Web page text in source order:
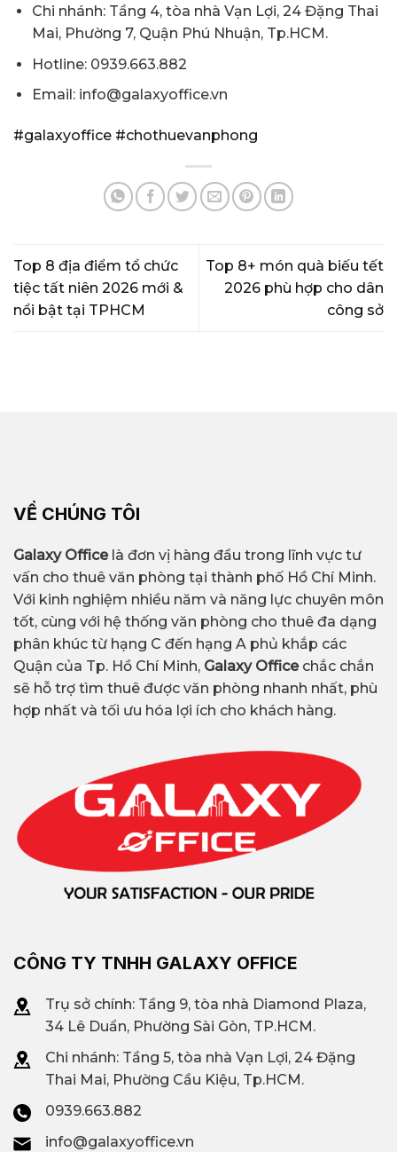
Chi nhánh: Tầng 4, tòa nhà Vạn Lợi, 24 Đặng Thai
Mai, Phường 7, Quận Phú Nhuận, Tp.HCM.
Hotline: 0939.663.882
Email: info@galaxyoffice.vn
#galaxyoffice #chothuevanphong
Top 8 địa điểm tổ chức
tiệc tất niên 2026 mới &
nổi bật tại TPHCM
Top 8+ món quà biếu tết
2026 phù hợp cho dân
công sở
VỀ CHÚNG TÔI
Galaxy Officelà đơn vị hàng đầu trong lĩnh vực tư
vấn cho thuê văn phòng tại thành phố Hồ Chí Minh.
Với kinh nghiệm nhiều năm và năng lực chuyên môn
tốt, cùng với hệ thống văn phòng cho thuê đa dạng
phân khúc từ hạng C đến hạng A phủ khắp các
Quận của Tp. Hồ Chí Minh, Galaxy Office chắc chắn
sẽ hỗ trợ tìm thuê được văn phòng nhanh nhất, phù
hợp nhất và tối ưu hóa lợi ích cho khách hàng.
CÔNG TY TNHH GALAXY OFFICE
Trụ sở chính: Tầng 9, tòa nhà Diamond Plaza,
34 Lê Duẩn, Phường Sài Gòn, TP.HCM.
Chi nhánh: Tầng 5, tòa nhà Vạn Lợi, 24 Đặng
Thai Mai, Phường Cầu Kiệu, Tp.HCM.
0939.663.882
info@galaxyoffice.vn